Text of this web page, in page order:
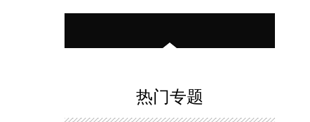
热门专题